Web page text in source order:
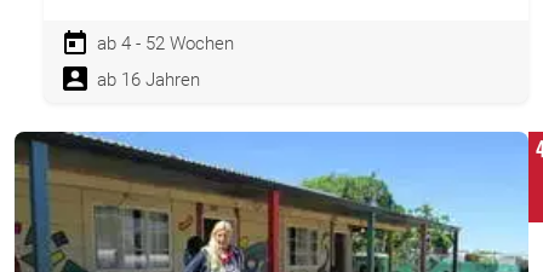
ab 4 - 52 Wochen
ab 16 Jahren